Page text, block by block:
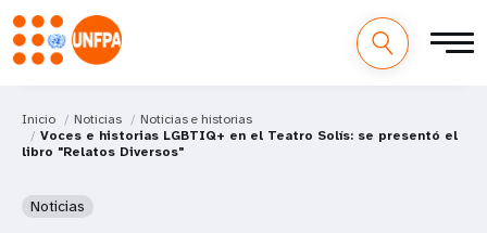
Inicio Noticias
Noticias e historias
Voces e historias LGBTIQ+ en el Teatro Solís: se presentó el
libro "Relatos Diversos"
Noticias